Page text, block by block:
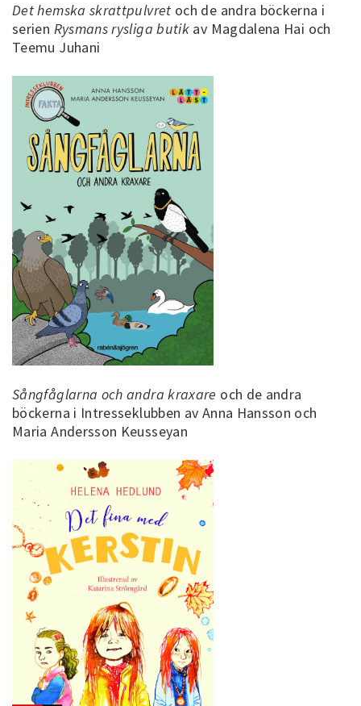
Det hemska skrattpulvret och de andra böckerna i
serien Rysmans rysliga butik av Magdalena Hai och
Teemu Juhani
Sångfåglarna och andra kraxare och de andra
böckerna i Intresseklubben av Anna Hansson och
Maria Andersson Keusseyan